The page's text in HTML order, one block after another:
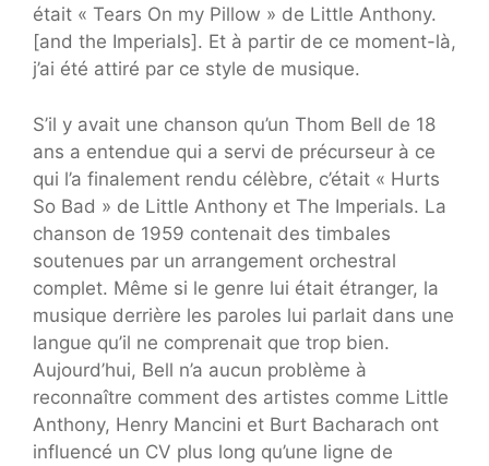
était « Tears On my Pillow » de Little Anthony.
[and the Imperials]. Et à partir de ce moment-là,
j’ai été attiré par ce style de musique.
S’il y avait une chanson qu’un Thom Bell de 18
ans a entendue qui a servi de précurseur à ce
qui l’a finalement rendu célèbre, c’était « Hurts
So Bad » de Little Anthony et The Imperials. La
chanson de 1959 contenait des timbales
soutenues par un arrangement orchestral
complet. Même si le genre lui était étranger, la
musique derrière les paroles lui parlait dans une
langue qu’il ne comprenait que trop bien.
Aujourd’hui, Bell n’a aucun problème à
reconnaître comment des artistes comme Little
Anthony, Henry Mancini et Burt Bacharach ont
influencé un CV plus long qu’une ligne de